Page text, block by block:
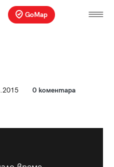
GoMap
0 коментара